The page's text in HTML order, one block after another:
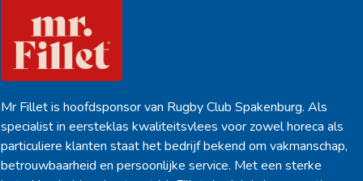
Mr Fillet is hoofdsponsor van Rugby Club Spakenburg. Als
specialist in eersteklas kwaliteitsvlees voor zowel horeca als
particuliere klanten staat het bedrijf bekend om vakmanschap,
betrouwbaarheid en persoonlijke service. Met een sterke